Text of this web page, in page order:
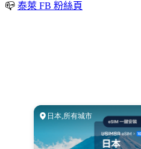
📪 泰萊 FB 粉絲頁